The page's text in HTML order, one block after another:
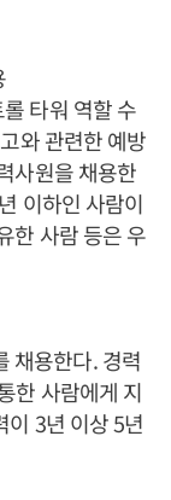
타워 역할 수
와 관련한 예방
사원을 채용한
이하인 사람이
한 사람 등은 우
채용한다. 경력
한 사람에게 지
이 3년 이상 5년